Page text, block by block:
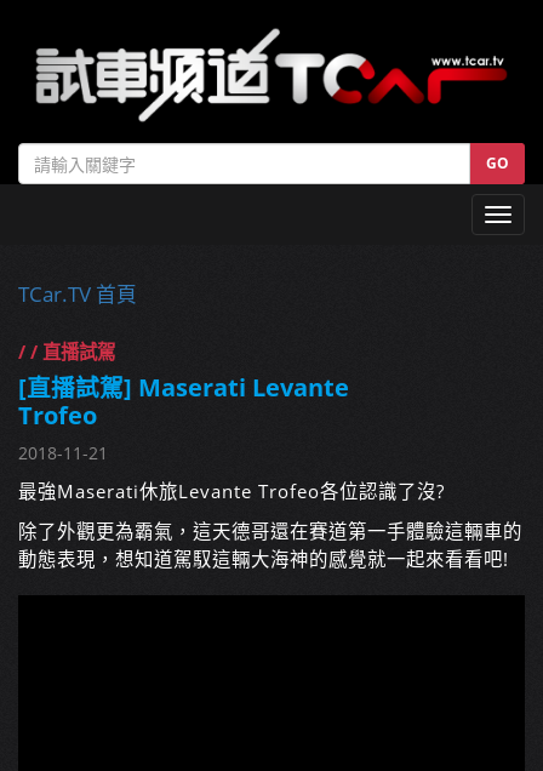
GO
TCar.TV 首頁
/ / 直播試駕
[直播試駕] Maserati Levante
Trofeo
2018-11-21
最強Maserati休旅Levante Trofeo各位認識了沒?
除了外觀更為霸氣，這天德哥還在賽道第一手體驗這輛車的
動態表現，想知道駕馭這輛大海神的感覺就一起來看看吧!